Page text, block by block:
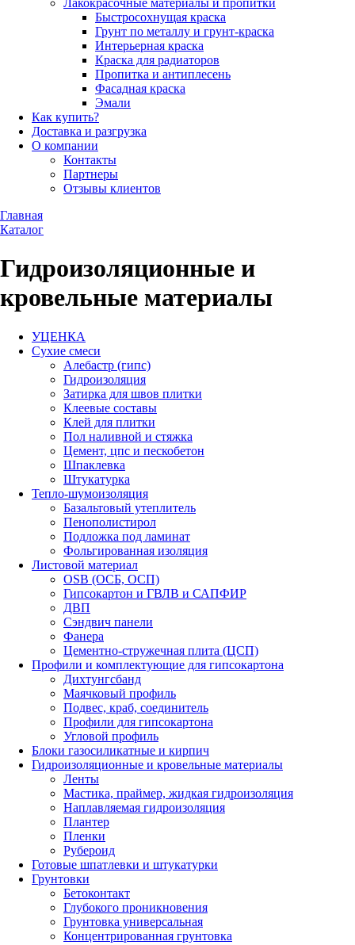
Лакокрасочные материалы и пропитки
Быстросохнущая краска
Грунт по металлу и грунт-краска
Интерьерная краска
Краска для радиаторов
Пропитка и антиплесень
Фасадная краска
Эмали
Как купить?
Доставка и разгрузка
О компании
Контакты
Партнеры
Отзывы клиентов
Главная
Каталог
Гидроизоляционные и
кровельные материалы
УЦЕНКА
Сухие смеси
Алебастр (гипс)
Гидроизоляция
Затирка для швов плитки
Клеевые составы
Клей для плитки
Пол наливной и стяжка
Цемент, цпс и пескобетон
Шпаклевка
Штукатурка
Тепло-шумоизоляция
Базальтовый утеплитель
Пенополистирол
Подложка под ламинат
Фольгированная изоляция
Листовой материал
OSB (ОСБ, ОСП)
Гипсокартон и ГВЛВ и САПФИР
ДВП
Сэндвич панели
Фанера
Цементно-стружечная плита (ЦСП)
Профили и комплектующие для гипсокартона
Дихтунгсбанд
Маячковый профиль
Подвес, краб, соединитель
Профили для гипсокартона
Угловой профиль
Блоки газосиликатные и кирпич
Гидроизоляционные и кровельные материалы
Ленты
Мастика, праймер, жидкая гидроизоляция
Наплавляемая гидроизоляция
Плантер
Пленки
Рубероид
Готовые шпатлевки и штукатурки
Грунтовки
Бетоконтакт
Глубокого проникновения
Грунтовка универсальная
Концентрированная грунтовка